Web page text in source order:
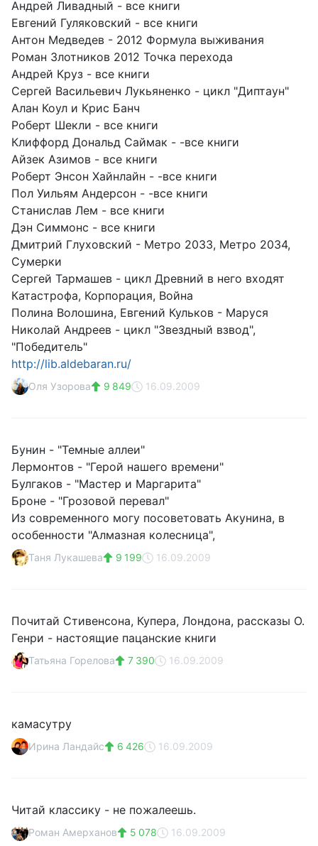
Андрей Ливадный - все книги
Евгений Гуляковский - все книги
Антон Медведев - 2012 Формула выживания
Роман Злотников 2012 Точка перехода
Андрей Круз - все книги
Сергей Васильевич Лукьяненко - цикл "Диптаун"
Алан Коул и Крис Банч
Роберт Шекли - все книги
Клиффорд Дональд Саймак - -все книги
Айзек Азимов - все книги
Роберт Энсон Хайнлайн - -все книги
Пол Уильям Андерсон - -все книги
Станислав Лем - все книги
Дэн Симмонс - все книги
Дмитрий Глуховский - Метро 2033, Метро 2034,
Сумерки
Сергей Тармашев - цикл Древний в него входят
Катастрофа, Корпорация, Война
Полина Волошина, Евгений Кульков - Маруся
Николай Андреев - цикл "Звездный взвод",
"Победитель"
http://lib.aldebaran.ru/
Оля Узорова 9 849 16.09.2009
Бунин - "Темные аллеи"
Лермонтов - "Герой нашего времени"
Булгаков - "Мастер и Маргарита"
Броне - "Грозовой перевал"
Из современного могу посоветовать Акунина, в
особенности "Алмазная колесница",
Таня Лукашева 9 199 16.09.2009
Почитай Стивенсона, Купера, Лондона, рассказы О.
Генри - настоящие пацанские книги
Татьяна Горелова 7 390 16.09.2009
камасутру
Ирина Ландайс 6 426 16.09.2009
Читай классику - не пожалеешь.
Роман Амерханов 5 078 16.09.2009